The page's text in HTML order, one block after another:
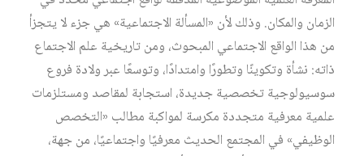
الزمان والمكان. وذلك لأن «المسألة الاجتماعية» هي جزء لا يتجزأ
من هذا الواقع الاجتماعي المبحوث، ومن تاريخية علم الاجتماع
ذاته: نشأة وتكوينًا وتطورًا وامتدادًا، وتوسعًا عبر ولادة فروع
سوسيولوجية تخصصية جديدة، استجابة لمقاصد ومستلزمات
علمية معرفية متجددة مكرسة لمواكبة مطالب «التخصص
الوظيفي» في المجتمع الحديث معرفيًا واجتماعيًا، من جهة،